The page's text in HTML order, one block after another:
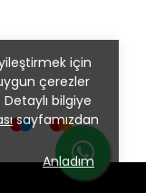
için
çerezler
bilgiye
sayfamızdan
Anladım